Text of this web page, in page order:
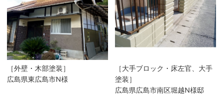
［外壁・木部塗装］
広島県東広島市N様
［大手ブロック・床左官、大手
塗装］
広島県広島市南区堀越N様邸